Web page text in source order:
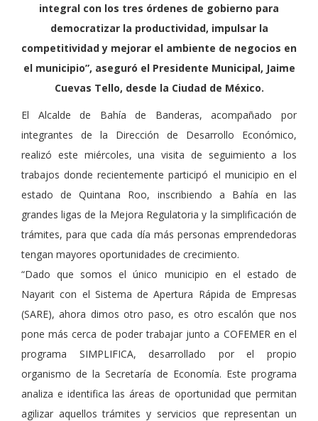
integral con los tres órdenes de gobierno para
democratizar la productividad, impulsar la
competitividad y mejorar el ambiente de negocios en
el municipio”, aseguró el Presidente Municipal, Jaime
Cuevas Tello, desde la Ciudad de México.
El Alcalde de Bahía de Banderas, acompañado por
integrantes de la Dirección de Desarrollo Económico,
realizó este miércoles, una visita de seguimiento a los
trabajos donde recientemente participó el municipio en el
estado de Quintana Roo, inscribiendo a Bahía en las
grandes ligas de la Mejora Regulatoria y la simplificación de
trámites, para que cada día más personas emprendedoras
tengan mayores oportunidades de crecimiento.
“Dado que somos el único municipio en el estado de
Nayarit con el Sistema de Apertura Rápida de Empresas
(SARE), ahora dimos otro paso, es otro escalón que nos
pone más cerca de poder trabajar junto a COFEMER en el
programa SIMPLIFICA, desarrollado por el propio
organismo de la Secretaría de Economía. Este programa
analiza e identifica las áreas de oportunidad que permitan
agilizar aquellos trámites y servicios que representan un